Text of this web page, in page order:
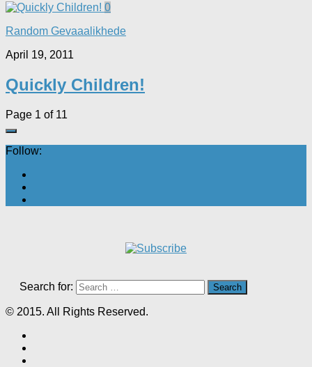
0
Random Gevaaalikhede
April 19, 2011
Quickly Children!
Page 1 of 11
Follow:
Search for:
© 2015. All Rights Reserved.